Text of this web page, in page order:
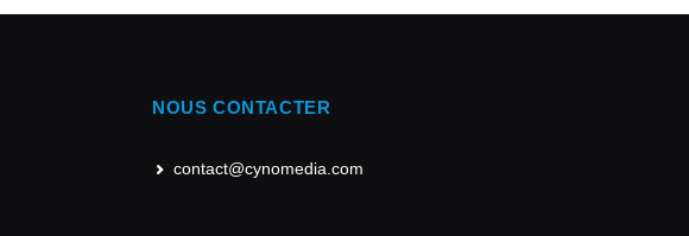
NOUS CONTACTER
contact@cynomedia.com